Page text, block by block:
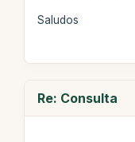
Saludos
Re: Consulta